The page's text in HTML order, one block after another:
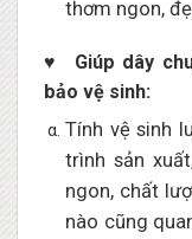
thơm ngon,
♥ Giúp dây
bảo vệ sinh:
Tính vệ sinh
trình sản
ngon, chất
nào cũng